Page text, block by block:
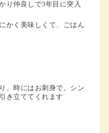
り仲良しで3年目に突入
かく美味しくて、ごはん
。時にはお刺身で。シン
き立ててくれます